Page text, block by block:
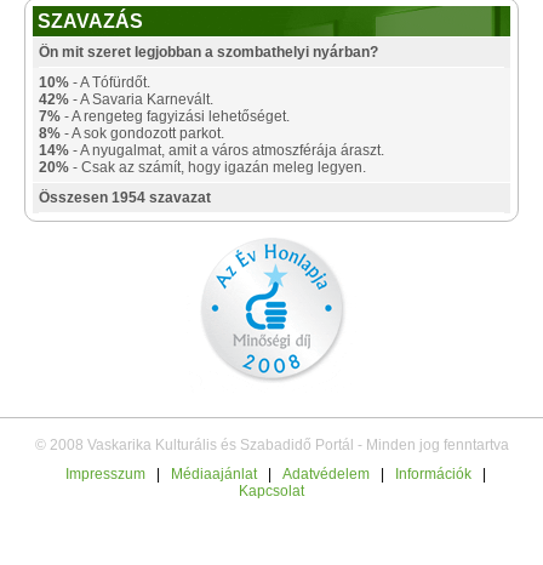
SZAVAZÁS
Ön mit szeret legjobban a szombathelyi nyárban?
10% - A Tófürdőt.
42% - A Savaria Karnevált.
7% - A rengeteg fagyizási lehetőséget.
8% - A sok gondozott parkot.
14% - A nyugalmat, amit a város atmoszférája áraszt.
20% - Csak az számít, hogy igazán meleg legyen.
Összesen 1954 szavazat
© 2008 Vaskarika Kulturális és Szabadidő Portál - Minden jog fenntartva
Impresszum
Médiaajánlat Adatvédelem Információk
Kapcsolat